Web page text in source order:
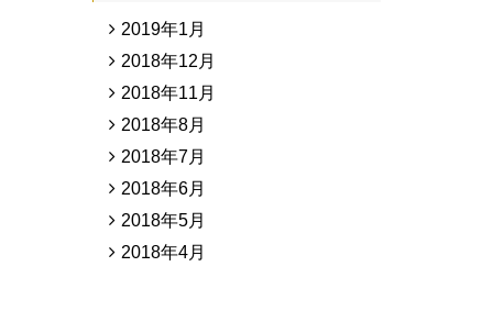
2019年1月
2018年12月
2018年11月
2018年8月
2018年7月
2018年6月
2018年5月
2018年4月